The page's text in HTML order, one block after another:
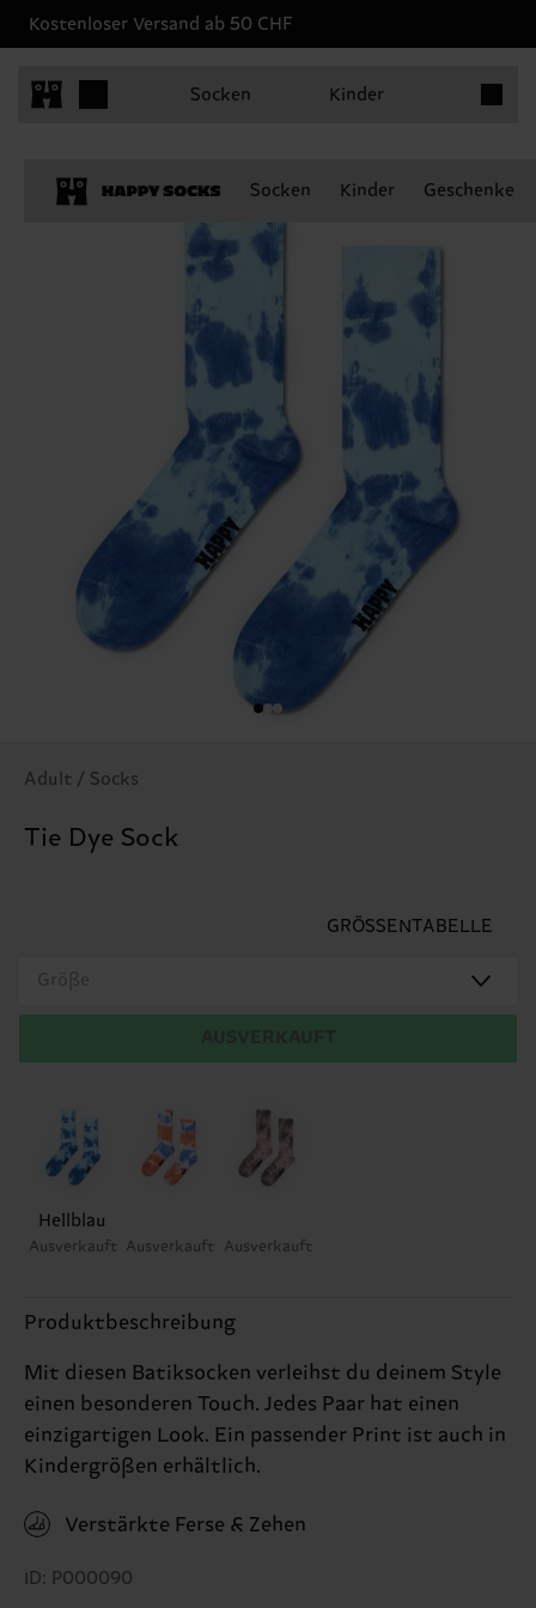
Kostenloser Versand ab 50 CHF
Socken Kinder
Socken Kinder Geschenke
Adult / Socks
Tie Dye Sock
GRÖSSENTABELLE
Größe
Hellblau
Ausverkauft Ausverkauft Ausverkauft
Produktbeschreibung
Mit diesen Batiksocken verleihst du deinem Style
einen besonderen Touch. Jedes Paar hat einen
einzigartigen Look. Ein passender Print ist auch in
Kindergrößen erhältlich.
Verstärkte Ferse & Zehen
ID: P000090